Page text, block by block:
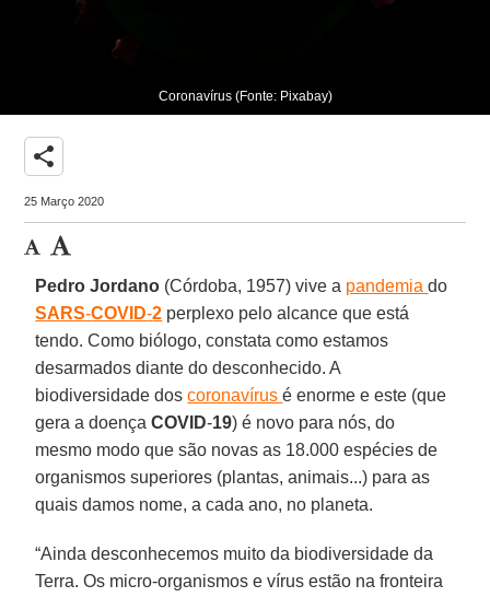
Coronavírus (Fonte: Pixabay)
share
25 Março 2020
Pedro Jordano (Córdoba, 1957) vive a pandemiado
SARS-COVID-2 perplexo pelo alcance que está
tendo. Como biólogo, constata como estamos
desarmados diante do desconhecido. A
biodiversidade doscoronavírusé enorme e este (que
gera a doençaCOVID-19) é novo para nós, do
mesmo modo que são novas as 18.000 espécies de
organismos superiores (plantas, animais...) para as
quais damos nome, a cada ano, no planeta.
“Ainda desconhecemos muito da biodiversidade da
Terra. Os micro-organismos e vírus estão na fronteira